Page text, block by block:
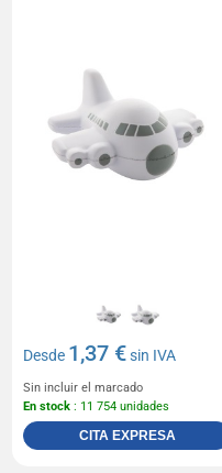
Desde 1,37 €sin IVA
Sin incluir el marcado
En stock : 11 754 unidades
CITA EXPRESA